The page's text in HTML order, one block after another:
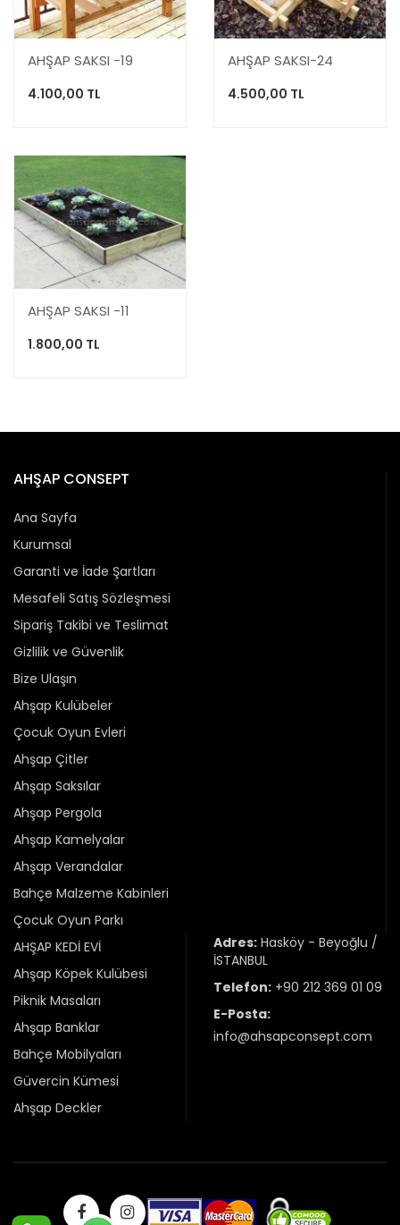
AHŞAP SAKSI -19
4.100,00 TL
AHŞAP SAKSI-24
4.500,00 TL
AHŞAP SAKSI -11
1.800,00 TL
AHŞAP CONSEPT
Ana Sayfa
Kurumsal
Garanti ve İade Şartları
Mesafeli Satış Sözleşmesi
Sipariş Takibi ve Teslimat
Gizlilik ve Güvenlik
Bize Ulaşın
Ahşap Kulübeler
Çocuk Oyun Evleri
Ahşap Çitler
Ahşap Saksılar
Ahşap Pergola
Ahşap Kamelyalar
Ahşap Verandalar
Bahçe Malzeme Kabinleri
Çocuk Oyun Parkı
AHŞAP KEDİ EVİ
Ahşap Köpek Kulübesi
Piknik Masaları
Ahşap Banklar
Bahçe Mobilyaları
Güvercin Kümesi
Ahşap Deckler
Adres: Hasköy - Beyoğlu /
İSTANBUL
Telefon: +90 212 369 01 09
E-Posta:
info@ahsapconsept.com